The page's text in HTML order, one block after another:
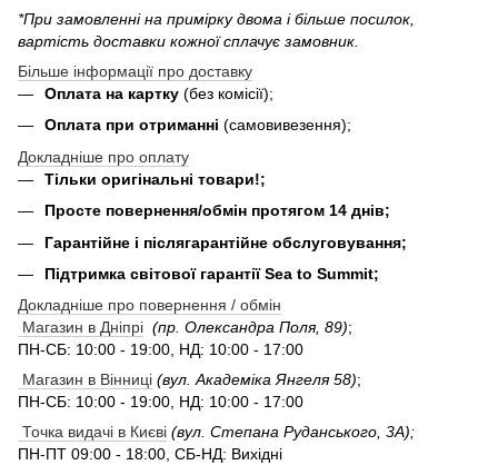
*При замовленні на примірку двома і більше посилок,
вартість доставки кожної сплачує замовник.
Більше інформації про доставку
Оплата на картку (без комісії);
Оплата при отриманні (самовивезення);
Докладніше про оплату
Тільки оригінальні товари!;
Просте повернення/обмін протягом 14 днів;
Гарантійне і післягарантійне обслуговування;
Підтримка світової гарантії Sea to Summit;
Докладніше про повернення / обмін
Магазин в Дніпрі (пр. Олександра Поля, 89);
ПН-СБ: 10:00 - 19:00, НД: 10:00 - 17:00
Магазин в Вінниці (вул. Академіка Янгеля 58);
ПН-СБ: 10:00 - 19:00, НД: 10:00 - 17:00
Точка видачі в Києві (вул. Степана Руданського, 3А);
ПН-ПТ 09:00 - 18:00, СБ-НД: Вихідні